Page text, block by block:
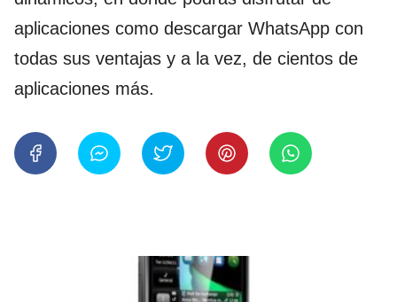
aplicaciones como descargar WhatsApp con
todas sus ventajas y a la vez, de cientos de
aplicaciones más.